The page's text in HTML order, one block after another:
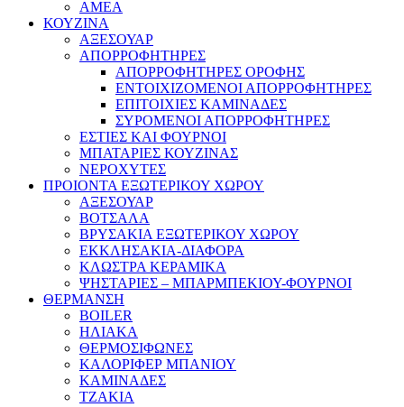
ΑΜΕΑ
ΚΟΥΖΙΝΑ
ΑΞΕΣΟΥΑΡ
ΑΠΟΡΡΟΦΗΤΗΡΕΣ
ΑΠΟΡΡΟΦΗΤΗΡΕΣ ΟΡΟΦΗΣ
ΕΝΤΟΙΧΙΖΟΜΕΝΟΙ ΑΠΟΡΡΟΦΗΤΗΡΕΣ
ΕΠΙΤΟΙΧΙΕΣ ΚΑΜΙΝΑΔΕΣ
ΣΥΡΟΜΕΝΟΙ ΑΠΟΡΡΟΦΗΤΗΡΕΣ
ΕΣΤΙΕΣ ΚΑΙ ΦΟΥΡΝΟΙ
ΜΠΑΤΑΡΙΕΣ ΚΟΥΖΙΝΑΣ
ΝΕΡΟΧΥΤΕΣ
ΠΡΟΙΟΝΤΑ ΕΞΩΤΕΡΙΚΟΥ ΧΩΡΟΥ
ΑΞΕΣΟΥΑΡ
ΒΟΤΣΑΛΑ
ΒΡΥΣΑΚΙΑ ΕΞΩΤΕΡΙΚΟΥ ΧΩΡΟΥ
ΕΚΚΛΗΣΑΚΙΑ-ΔΙΑΦΟΡΑ
ΚΛΩΣΤΡΑ ΚΕΡΑΜΙΚΑ
ΨΗΣΤΑΡΙΕΣ – ΜΠΑΡΜΠΕΚΙΟΥ-ΦΟΥΡΝΟΙ
ΘΕΡΜΑΝΣΗ
BOILER
ΗΛΙΑΚΑ
ΘΕΡΜΟΣΙΦΩΝΕΣ
ΚΑΛΟΡΙΦΕΡ ΜΠΑΝΙΟΥ
ΚΑΜΙΝΑΔΕΣ
ΤΖΑΚΙΑ